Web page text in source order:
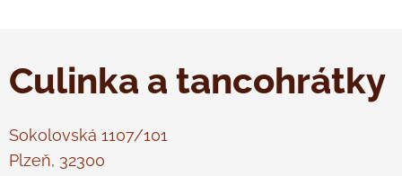
Culinka a tancohrátky
Sokolovská 1107/101
Plzeň, 32300